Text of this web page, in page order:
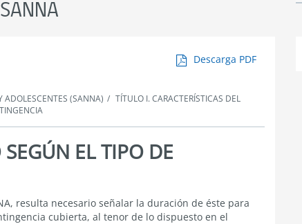
Descarga PDF
ADOLESCENTES (SANNA)
TÍTULO I. CARACTERÍSTICAS DEL
EL TIPO DE
resulta necesario señalar la duración de éste para
cubierta, al tenor de lo dispuesto en el